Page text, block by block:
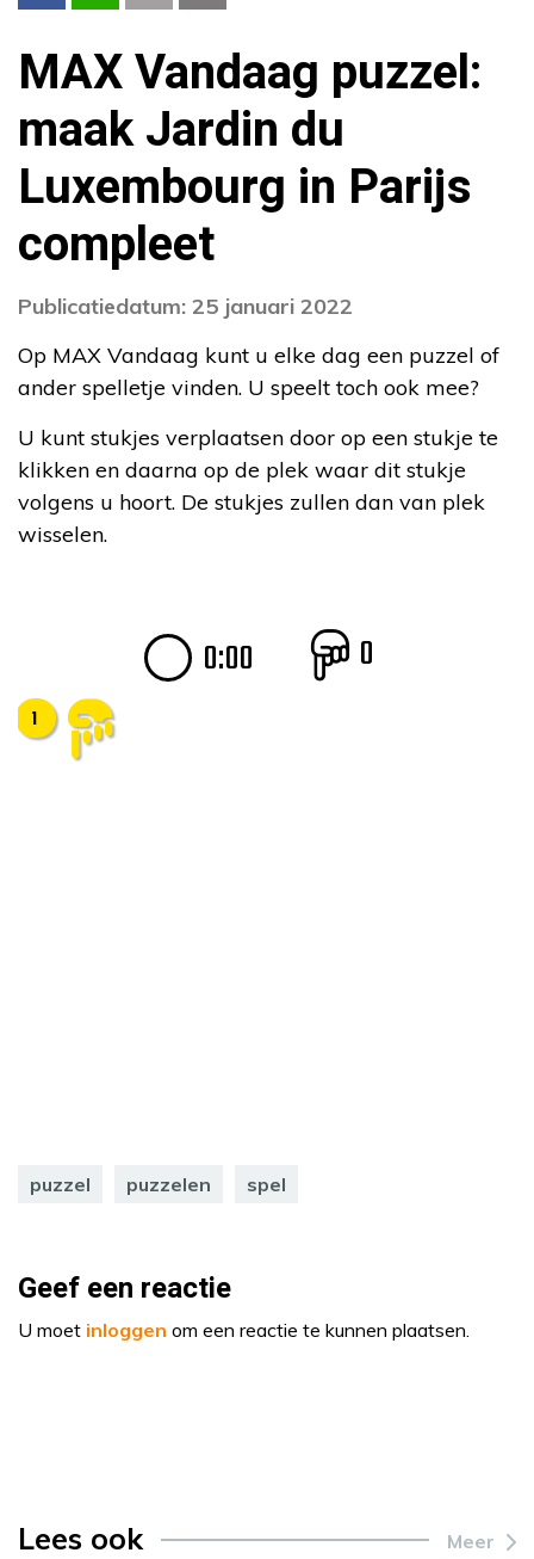
MAX Vandaag puzzel:
maak Jardin du
Luxembourg in Parijs
compleet
Publicatiedatum: 25 januari 2022
Op MAX Vandaag kunt u elke dag een puzzel of
ander spelletje vinden. U speelt toch ook mee?
U kunt stukjes verplaatsen door op een stukje te
klikken en daarna op de plek waar dit stukje
volgens u hoort. De stukjes zullen dan van plek
wisselen.
puzzel puzzelen spel
Geef een reactie
U moet inloggen om een reactie te kunnen plaatsen.
Lees ook Meer